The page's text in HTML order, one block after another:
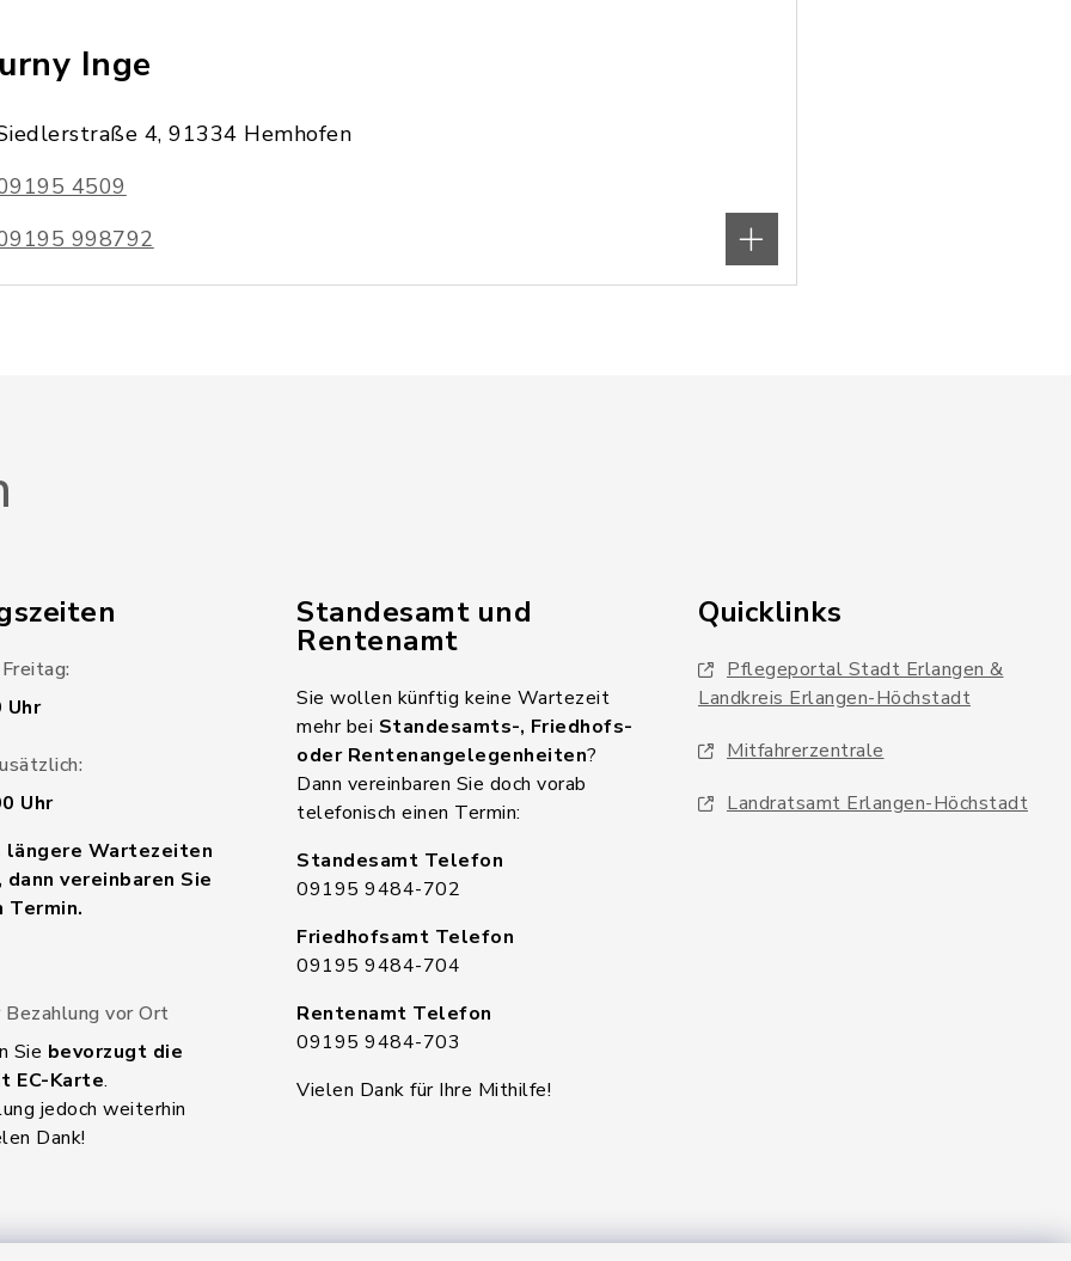
Inge
4, 91334 Hemhofen
4509
998792
Uhr
Uhr
Wartezeiten
vereinbaren Sie
vor Ort
Sie bevorzugt die
EC-Karte.
jedoch weiterhin
Dank!
Standesamt und
Rentenamt
Sie wollen künftig keine Wartezeit
mehr bei Standesamts-, Friedhofs-
oder Rentenangelegenheiten?
Dann vereinbaren Sie doch vorab
telefonisch einen Termin:
Standesamt Telefon
09195 9484-702
Friedhofsamt Telefon
09195 9484-704
Rentenamt Telefon
09195 9484-703
Vielen Dank für Ihre Mithilfe!
Quicklinks
Pflegeportal Stadt Erlangen &
Landkreis Erlangen-Höchstadt
Mitfahrerzentrale
Landratsamt Erlangen-Höchstadt